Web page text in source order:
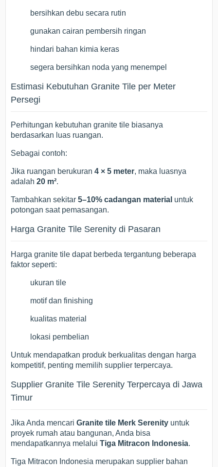
bersihkan debu secara rutin
gunakan cairan pembersih ringan
hindari bahan kimia keras
segera bersihkan noda yang menempel
Estimasi Kebutuhan Granite Tile per Meter
Persegi
Perhitungan kebutuhan granite tile biasanya
berdasarkan luas ruangan.
Sebagai contoh:
Jika ruangan berukuran4 × 5 meter, maka luasnya
adalah20 m².
Tambahkan sekitar5–10% cadangan material untuk
potongan saat pemasangan.
Harga Granite Tile Serenity di Pasaran
Harga granite tile dapat berbeda tergantung beberapa
faktor seperti:
ukuran tile
motif dan finishing
kualitas material
lokasi pembelian
Untuk mendapatkan produk berkualitas dengan harga
kompetitif, penting memilih supplier terpercaya.
Supplier Granite Tile Serenity Terpercaya di Jawa
Timur
Jika Anda mencariGranite tile Merk Serenity untuk
proyek rumah atau bangunan, Anda bisa
mendapatkannya melaluiTiga Mitracon Indonesia.
Tiga Mitracon Indonesia merupakan supplier bahan